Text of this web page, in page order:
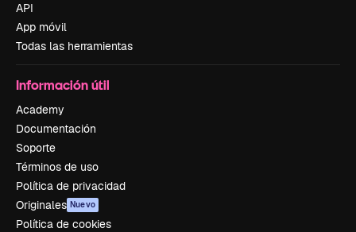
API
App móvil
Todas las herramientas
Información útil
Academy
Documentación
Soporte
Términos de uso
Política de privacidad
Originales Nuevo
Política de cookies